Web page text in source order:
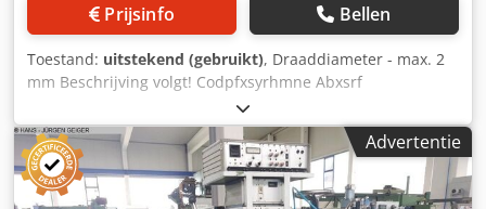
Prijsinfo Bellen
Toestand: uitstekend (gebruikt), Draaddiameter - max. 2
mm Beschrijving volgt! Codpfxsyrhmne Abxsrf
Advertentie